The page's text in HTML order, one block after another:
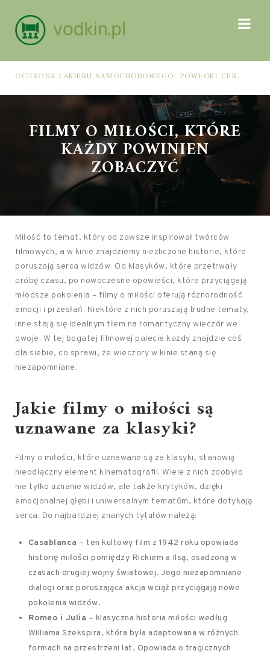
OCHRONA LAKIERU SAMOCHODOWEGO: POWŁOKI CERAMICZNE, POLIMEROWE, ELASTOMEROWE I FOLIA PPF – JAK DOBRAĆ METODĘ DO WARUNKÓW I PIELĘGNACJI
FILMY O MIŁOŚCI, KTÓRE
KAŻDY POWINIEN
ZOBACZYĆ
Miłość to temat, który od zawsze inspirował twórców
filmowych, a w kinie znajdziemy niezliczone historie, które
poruszają serca widzów. Od klasyków, które przetrwały
próbę czasu, po nowoczesne opowieści, które przyciągają
młodsze pokolenia – filmy o miłości oferują różnorodność
emocji i przesłań. Niektóre z nich poruszają trudne tematy,
inne stają się idealnym tłem na romantyczny wieczór we
dwoje. W tej bogatej filmowej palecie każdy znajdzie coś
dla siebie, co sprawi, że wieczory w kinie staną się
niezapomniane.
Jakie filmy o miłości są
uznawane za klasyki?
Filmy o miłości, które uznawane są za klasyki, stanowią
nieodłączny element kinematografii. Wiele z nich zdobyło
nie tylko uznanie widzów, ale także krytyków, dzięki
emocjonalnej głębi i uniwersalnym tematům, które dotykają
serca. Do najbardziej znanych tytułów należą:
Casablanca – ten kultowy film z 1942 roku opowiada
historię miłości pomiędzy Rickiem a Ilsą, osadzoną w
czasach drugiej wojny światowej. Jego niezapomniane
dialogi oraz poruszająca akcja wciąż przyciągają nowe
pokolenia widzów.
Romeo i Julia – klasyczna historia miłości według
Williama Szekspira, która była adaptowana w różnych
formach na przestrzeni lat. Opowiada o tragicznych